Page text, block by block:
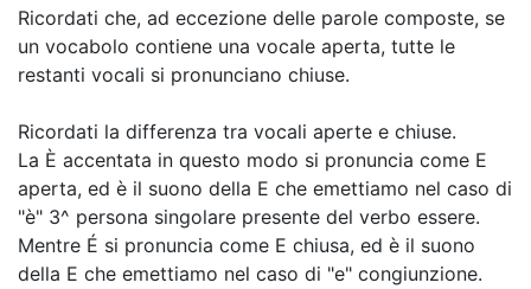
Ricordati che, ad eccezione delle parole composte, se
un vocabolo contiene una vocale aperta, tutte le
restanti vocali si pronunciano chiuse.
Ricordati la differenza tra vocali aperte e chiuse.
La È accentata in questo modo si pronuncia come E
aperta, ed è il suono della E che emettiamo nel caso di
"è" 3^ persona singolare presente del verbo essere.
Mentre É si pronuncia come E chiusa, ed è il suono
della E che emettiamo nel caso di "e" congiunzione.